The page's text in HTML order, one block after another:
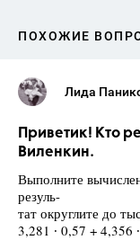
ПОХОЖИЕ
Лида
Приветик! Кто
Виленкин.
Выполните
резуль-
тат округлите до
3,281 ∙ 0,57 + 4,356